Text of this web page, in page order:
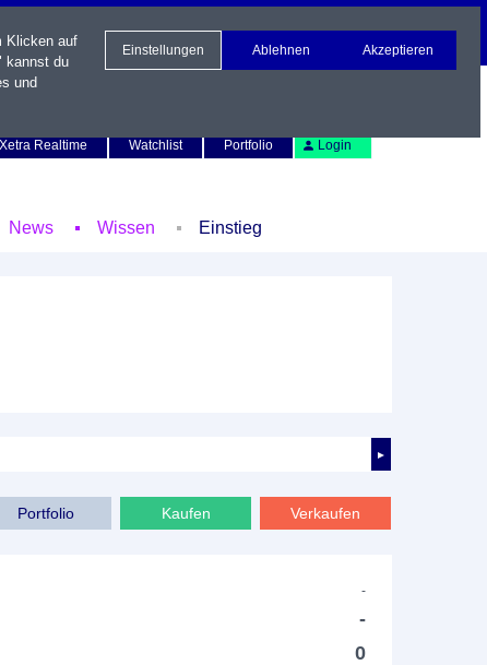
Xetra Realtime
Watchlist Portfolio Login
News Wissen Einstieg
►
Verkaufen
Kaufen
Portfolio
-
-
0
Klicken auf
kannst du
und
Einstellungen Ablehnen Akzeptieren